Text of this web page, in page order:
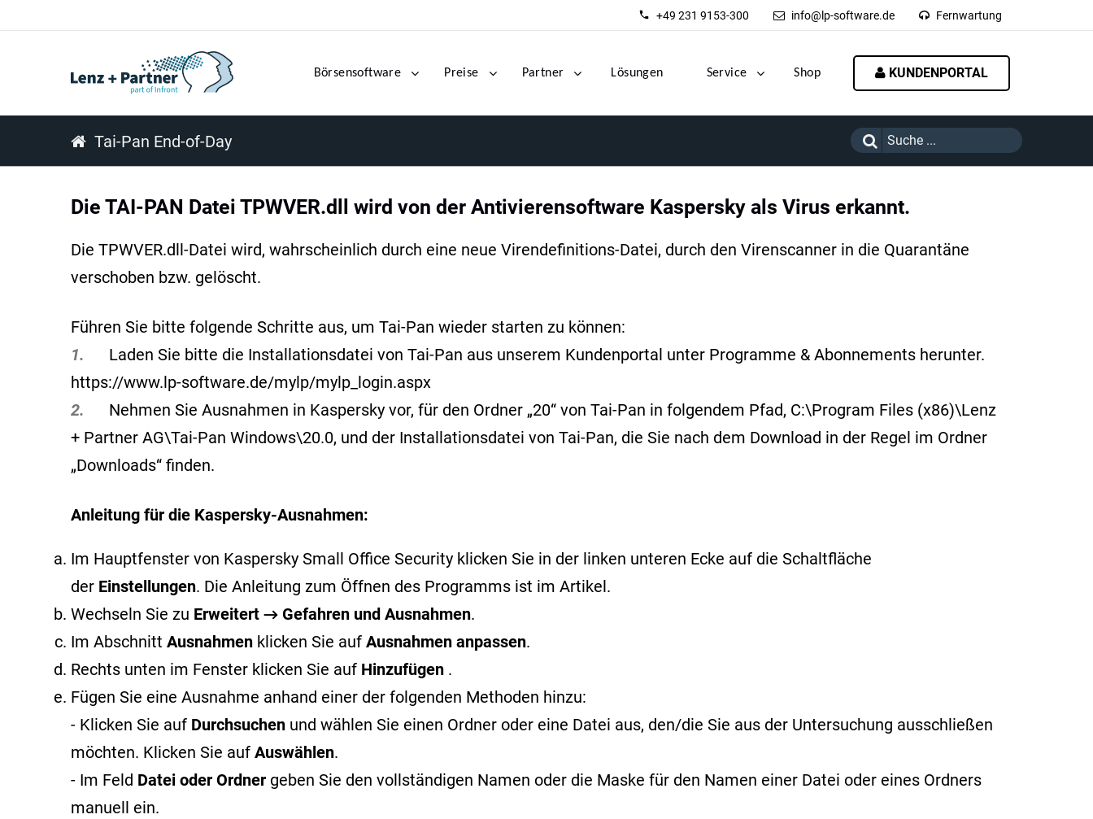
+49 231 9153-300 info@lp-software.de Fernwartung
Börsensoftware Preise Partner Lösungen Service Shop KUNDENPORTAL
Tai-Pan End-of-Day
Die TAI-PAN Datei TPWVER.dll wird von der Antivierensoftware Kaspersky als Virus erkannt.
Die TPWVER.dll-Datei wird, wahrscheinlich durch eine neue Virendefinitions-Datei, durch den Virenscanner in die Quarantäne
verschoben bzw. gelöscht.
Führen Sie bitte folgende Schritte aus, um Tai-Pan wieder starten zu können:
1.
Laden Sie bitte die Installationsdatei von Tai-Pan aus unserem Kundenportal unter Programme & Abonnements herunter.
https://www.lp-software.de/mylp/mylp_login.aspx
2.
Nehmen Sie Ausnahmen in Kaspersky vor, für den Ordner „20“ von Tai-Pan in folgendem Pfad, C:\Program Files (x86)\Lenz
+ Partner AG\Tai-Pan Windows\20.0, und der Installationsdatei von Tai-Pan, die Sie nach dem Download in der Regel im Ordner
„Downloads“ finden.
Anleitung für die Kaspersky-Ausnahmen:
Im Hauptfenster von Kaspersky Small Office Security klicken Sie in der linken unteren Ecke auf die Schaltfläche
der Einstellungen. Die Anleitung zum Öffnen des Programms ist im Artikel.
Wechseln Sie zu Erweitert → Gefahren und Ausnahmen.
Im Abschnitt Ausnahmen klicken Sie auf Ausnahmen anpassen.
Rechts unten im Fenster klicken Sie auf Hinzufügen .
Fügen Sie eine Ausnahme anhand einer der folgenden Methoden hinzu:
- Klicken Sie auf Durchsuchen und wählen Sie einen Ordner oder eine Datei aus, den/die Sie aus der Untersuchung ausschließen
möchten. Klicken Sie auf Auswählen.
- Im Feld Datei oder Ordner geben Sie den vollständigen Namen oder die Maske für den Namen einer Datei oder eines Ordners
manuell ein.